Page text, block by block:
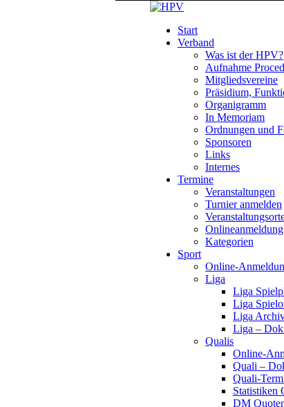
Start
Verband
Was ist der HPV?
Aufnahme
Mitgliedsvereine
Präsidium,
Organigramm
In Memoriam
Ordnungen und
Sponsoren
Links
Internes
Termine
Veranstaltungen
Turnier anmelden
Kategorien
Sport
Online-
Liga
Liga
Liga
Liga
Liga –
Qualis
Online-
Quali –
Quali-
Statistiken
DM